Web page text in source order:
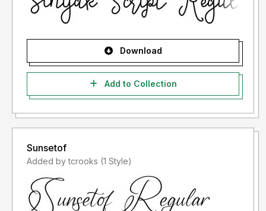
Terima kasih.
Download
Add to Collection
Sunsetof
Added by tcrooks (1 Style)